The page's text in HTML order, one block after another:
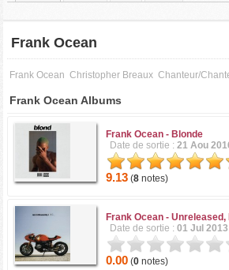
Frank Ocean
Frank Ocean Christopher Breaux Chanteur/
Frank Ocean Albums
Frank Ocean - Blonde
Date de sortie :21 Aou
9.13 (8 notes)
Frank Ocean -Unreleased,
Date de sortie :01 Jul 2013
0.00 (0 notes)